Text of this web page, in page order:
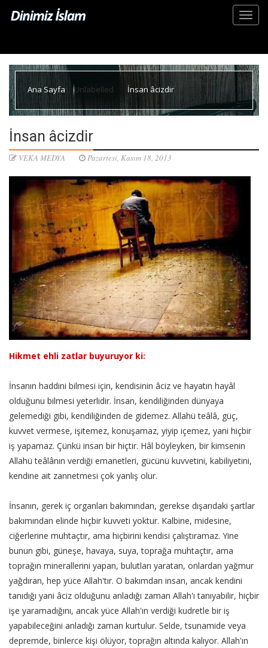
Ana Sayfa Unlabelled İnsan âcizdir
İnsan âcizdir
VEKA MEDYA Pazartesi, Kasım 18, 2013
Hikmet ehli zatlar buyuruyor ki:
İnsanın haddini bilmesi için, kendisinin âciz ve hayatın hayâl
olduğunu bilmesi yeterlidir. İnsan, kendiliğinden dünyaya
gelemediği gibi, kendiliğinden de gidemez. Allahü teâlâ, güç,
kuvvet vermese, işitemez, konuşamaz, yiyip içemez, yani hiçbir
iş yapamaz. Çünkü insan bir hiçtir. Hâl böyleyken, bir kimsenin
Allahü teâlânın verdiği emanetleri, gücünü kuvvetini, kabiliyetini,
kendine ait zannetmesi çok yanlış olur.
İnsanın, gerek iç organları bakımından, gerekse dışarıdaki şartlar
bakımından elinde hiçbir kuvveti yoktur. Kalbine, midesine,
ciğerlerine muhtaçtır, ama hiçbirini kendisi çalıştıramaz. Yine
bunun gibi, güneşe, havaya, suya, toprağa muhtaçtır, ama
toprağın minerallerini yapan, bulutları yaratan, onlardan yağmur
yağdıran, hep yüce Allah'tır. O bakımdan insan, ancak kendini
tanıdığı yani âciz olduğunu anladığı zaman Allah'ı tanıyabilir, hiçbir
işe yaramadığını, ancak yüce Allah'ın verdiği kudretle bir iş
yapabileceğini anladığı zaman kurtulur. Selde, tsunamide veya
depremde, binlerce kişi ölüyor, toprağın altında kalıyor. Allah'ın